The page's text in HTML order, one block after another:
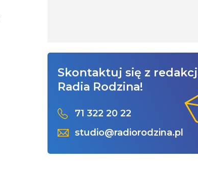
Skontaktuj się z
Radia Rodzina!
71 322 20 22
studio@radiorodzina.pl